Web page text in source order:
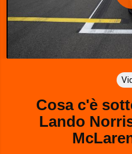
Cosa c'è
Lando